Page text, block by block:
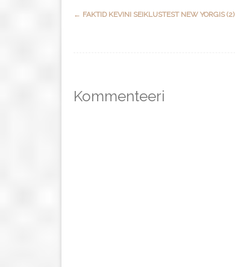
Post
← FAKTID KEVINI SEIKLUSTEST NEW YORGIS (2)
Kommenteeri